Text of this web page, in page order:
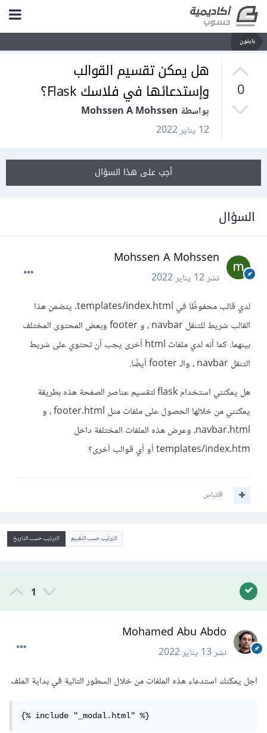
بايثون
0
هل يمكن تقسيم القوالب
وإستدعائها في فلاسك Flask؟
بواسطة Mohssen A Mohssen
12 يناير 2022
أجب على هذا السؤال
السؤال
Mohssen A Mohssen
نشر12 يناير 2022
لدي قالب محفوظًا في templates/index.html. يتضمن هذا
القالب شريط للتنقل navbar ، و footer وبعض المحتوى المختلف
بينهما. كما أنه لدي ملفات html أخرى يجب أن تحتوي على شريط
التنقل navbar ، والـ footer أيضًا.
هل يمكنني استخدام flask لتقسيم عناصر الصفحة هذه بطريقة
يمكنني من خلالها الحصول على ملفات مثل footer.html ، و
navbar.html، وعرض هذه الملفات المختلفة داخل
templates/index.htm أو أي قوالب أخرى؟
اقتباس
الترتيب حسب التقييم الترتيب حسب التاريخ
1
Mohamed Abu Abdo
نشر13 يناير 2022
اجل يمكنك استدعاء هذه الملفات من خلال السطور التالية في بداية الملف
{% include "_modal.html" %}